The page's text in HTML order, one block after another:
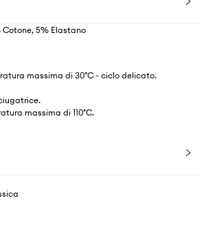
Cotone, 5% Elastano
massima di 30°C - ciclo delicato.
massima di 110°C.